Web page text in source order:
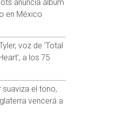
anuncia álbum
en México
voz de 'Total
a los 75
suaviza el tono,
vencerá a